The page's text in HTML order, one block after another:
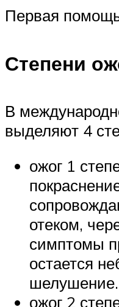
Первая
Степени
В
выделяют 4
ожог 1
отеком,
симптомы
остается
шелушение.
ожог 2